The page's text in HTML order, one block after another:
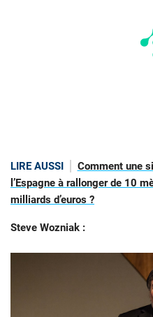
LIRE AUSSI
Comment une
l’Espagne à rallonger de 10
milliards d’euros ?
Steve Wozniak :